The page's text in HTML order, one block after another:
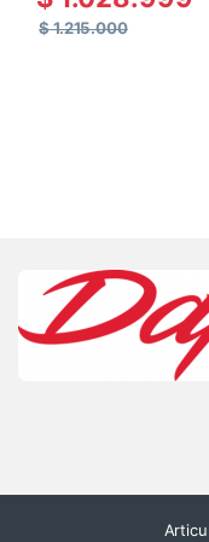
$1.215.000